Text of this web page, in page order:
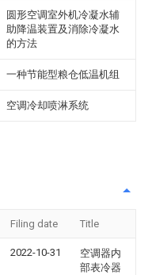
圆形空调室外机冷凝水辅
助降温装置及消除冷凝水
的方法
一种节能型粮仓低温机组
空调冷却喷淋系统
Filing date Title
2022-10-31
空调器内
部表冷器